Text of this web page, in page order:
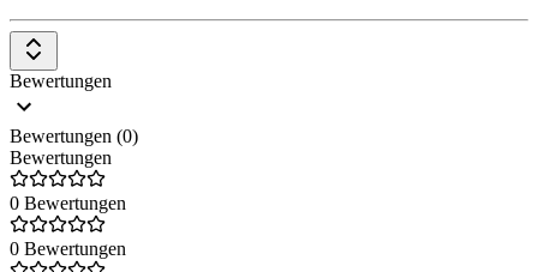
Bewertungen
Bewertungen (0)
Bewertungen
0 Bewertungen
0 Bewertungen